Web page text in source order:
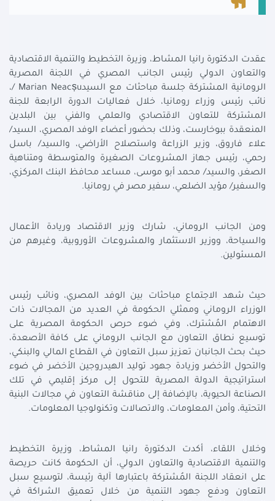
عقدت الدكتورة رانيا المشاط، وزيرة التخطيط والتنمية الاقتصادية
والتعاون الدولي رئيس الجانب المصري في اللجنة المصرية
الرومانية المشتركة جلسة مباحثات مع السيد/ Marian Neacșu،
نائب رئيس وزراء رومانيا، خلال فعاليات الدورة الرابعة للجنة
المشتركة للتعاون الاقتصادي والعلمي والفني بين البلدين
المنعقدة ببوخارست، وذلك بحضور أعضاء الوفد المصري، السيد/
علاء فاروق، وزير الزراعة واستصلاح الأراضي، والسيد/ باسل
رحمي، رئيس جهاز المشروعات الصغيرة والمتوسطة ومتناهية
الصغر، والسيد/ محمد أبو موسى، مساعد محافظ البنك المركزي،
والسفير/ مؤيد الضلعي، سفير مصر في رومانيا.
ومن الجانب الروماني، شارك وزير الاقتصاد وريادة الأعمال
والسياحة، ووزير الاستثمار والمشروعات الأوروبية، وغيرهم من
المسئولين.
حيث شهد الاجتماع مباحثات بين الوفد المصري، ونائب رئيس
الوزراء الروماني وممثلي الحكومة في العديد من المجالات ذات
الاهتمام المُشترك، وفي ضوء حرص الحكومة المصرية على
توسيع نطاق التعاون مع الجانب الروماني على كافة الأصعدة،
حيث بحث الجانبان تعزيز سبل التعاون في القطاع المالي والبنكي،
والتحول الأخضر وزيادة جهود توليد الهيدروجين الأخضر في ضوء
استراتيجية الدولة المصرية للتحول إلى مركز إقليمي في تلك
الصناعة الحيوية، بالإضافة إلى مناقشة التعاون في مجالات البنية
التحتية، وأمن المعلومات، والاتصالات وتكنولوجيا المعلومات.
وخلال اللقاء، أكدت الدكتورة رانيا المشاط، وزيرة التخطيط
والتنمية الاقتصادية والتعاون الدولي، أن الحكومة كانت حريصة
على انعقاد اللجنة المُشتركة باعتبارها آلية رئيسة، لتوسيع سبل
التعاون ودفع جهود التنمية من خلال تعميق الشراكة في